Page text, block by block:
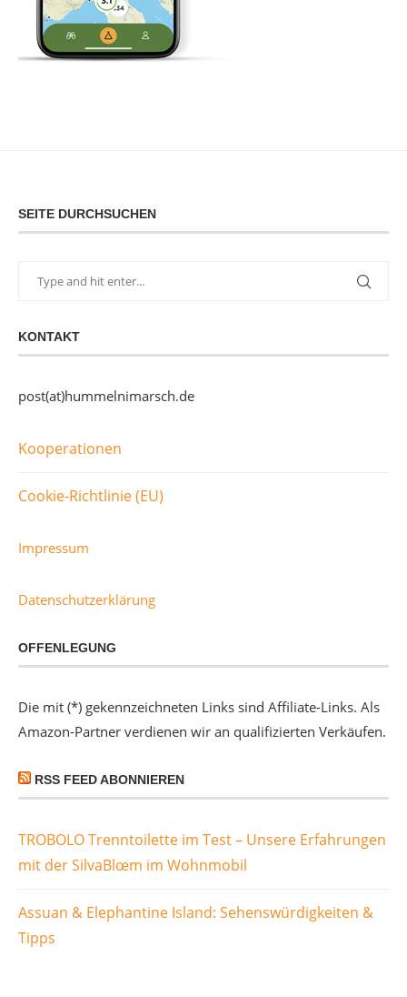
SEITE DURCHSUCHEN
KONTAKT
post(at)hummelnimarsch.de
Kooperationen
Cookie-Richtlinie (EU)
Impressum
Datenschutzerklärung
OFFENLEGUNG
Die mit (*) gekennzeichneten Links sind Affiliate-Links. Als
Amazon-Partner verdienen wir an qualifizierten Verkäufen.
RSS FEED ABONNIEREN
TROBOLO Trenntoilette im Test – Unsere Erfahrungen
mit der SilvaBlœm im Wohnmobil
Assuan & Elephantine Island: Sehenswürdigkeiten &
Tipps